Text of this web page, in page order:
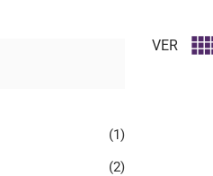
(1)
(2)
VER